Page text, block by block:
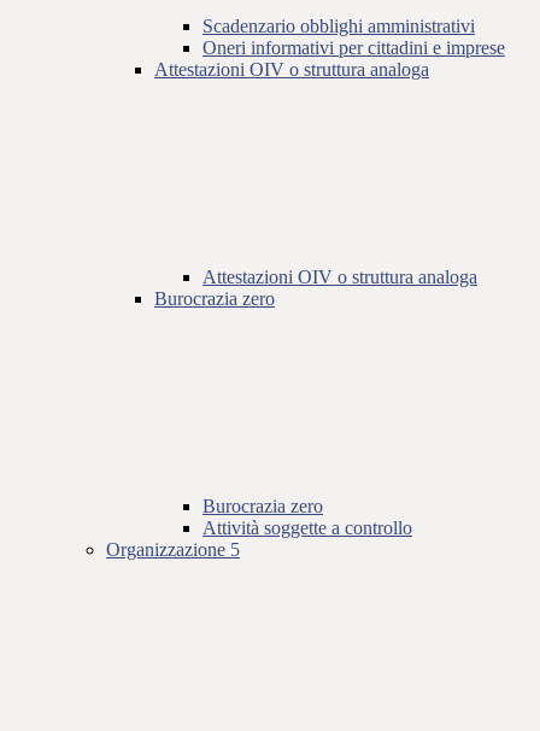
Scadenzario obblighi amministrativi
Oneri informativi per cittadini e imprese
Attestazioni OIV o struttura analoga
Attestazioni OIV o struttura analoga
Burocrazia zero
Burocrazia zero
Attività soggette a controllo
Organizzazione 5